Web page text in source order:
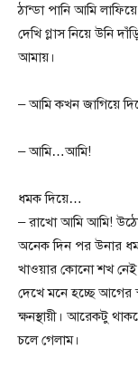
ঠান্ডা পানি আমি
দেখি গ্লাস নিয়ে উনি
আমায়।
– আমি কখন জাগিয়ে
– আমি…আমি!
ধমক দিয়ে…
– রাখো আমি আমি!
অনেক দিন পর উনার
খাওয়ার কোনো শখ নেই
দেখে মনে হচ্ছে আগের
ক্ষনস্থায়ী। আরেকটু
চলে গেলাম।